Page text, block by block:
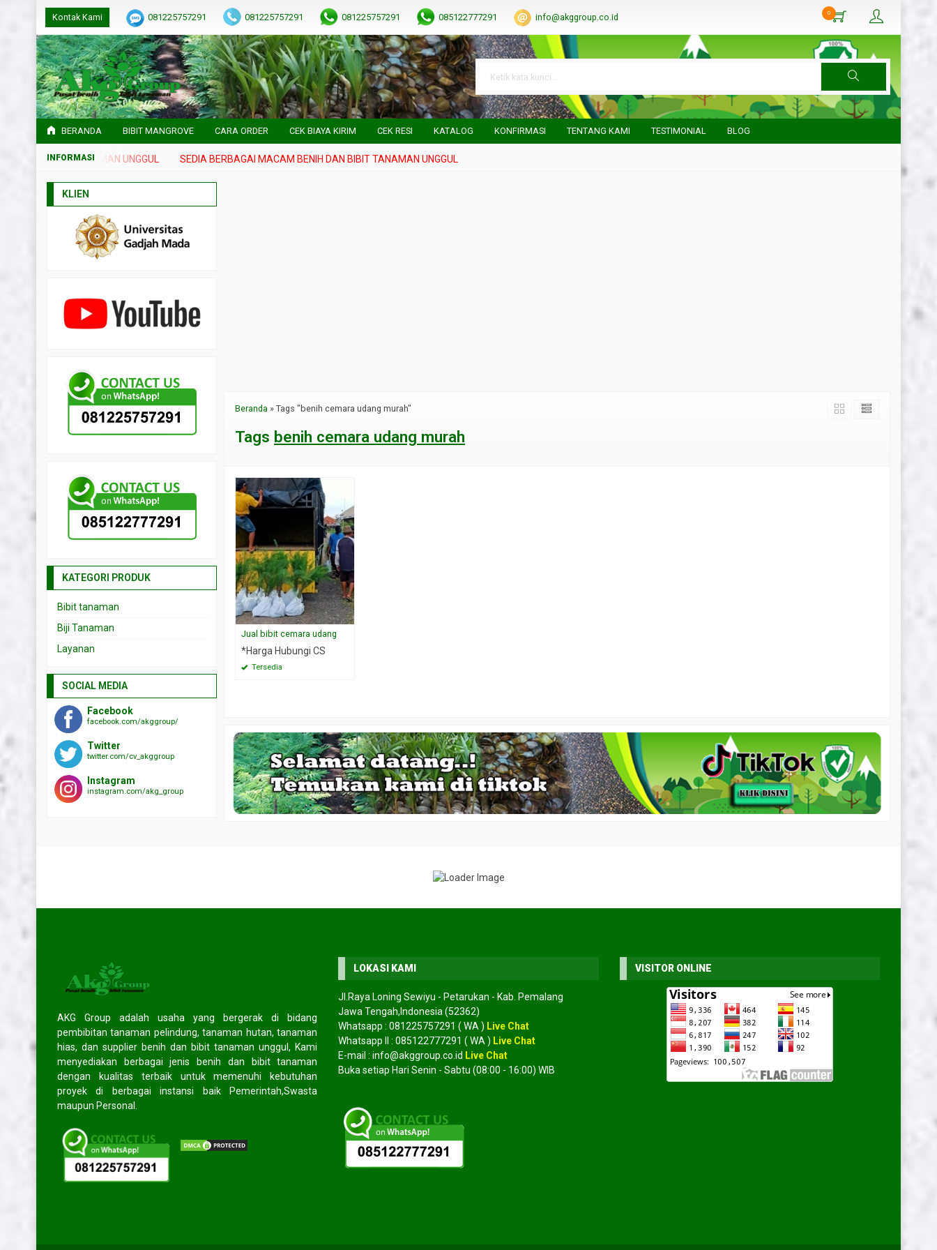
Kontak Kami 081225757291 081225757291 081225757291 085122777291 info@akggroup.co.id 0
BERANDA BIBIT MANGROVE CARA ORDER CEK BIAYA KIRIM CEK RESI KATALOG KONFIRMASI TENTANG KAMI TESTIMONIAL BLOG
DAN BIBIT TANAMAN UNGGUL SEDIA BERBAGAI MACAM BENIH DAN BIBIT TANAMAN UNGGUL
Beranda »Tags "benih cemara udang murah"
Tags benih cemara udang murah
Jual bibit cemara udang
*Harga Hubungi CS
Tersedia
KLIEN
KATEGORI PRODUK
Bibit tanaman
Biji Tanaman
Layanan
SOCIAL MEDIA
Facebook
facebook.com/akggroup/
Twitter
twitter.com/cv_akggroup
Instagram
instagram.com/akg_group
*Harga Hubungi CS
- Semarang
Senang sekali belanja di website ini.
Harganya murah dan pelayanan yang
diberikan TOP banget. Sukses selalu
dan akan saya rekomendasikan
(5/5)
AKG Group adalah usaha yang bergerak di bidang
pembibitan tanaman pelindung, tanaman hutan, tanaman
hias, dan supplier benih dan bibit tanaman unggul, Kami
menyediakan berbagai jenis benih dan bibit tanaman
dengan kualitas terbaik untuk memenuhi kebutuhan
proyek di berbagai instansi baik Pemerintah,Swasta
maupun Personal.
LOKASI KAMI
Jl.Raya Loning Sewiyu - Petarukan - Kab. Pemalang
Jawa Tengah,Indonesia (52362)
Whatsapp :081225757291 ( WA ) Live Chat
Whatsapp II :085122777291 ( WA ) Live Chat
E-mail :info@akggroup.co.id Live Chat
Buka setiap Hari Senin - Sabtu (08:00 - 16:00) WIB
VISITOR ONLINE